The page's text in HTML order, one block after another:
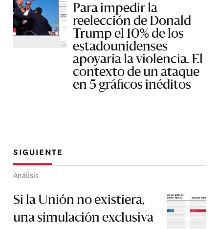
Para impedir la
reelección de Donald
Trump el 10% de los
estadounidenses
apoyaría la violencia. El
contexto de un ataque
en 5 gráficos inéditos
SIGUIENTE
Análisis
Si la Unión no existiera,
una simulación exclusiva